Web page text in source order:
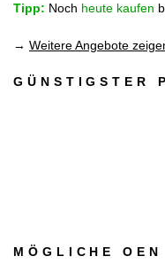
Tipp: Noch heute kaufen
→ Weitere Angebote
GÜNSTIGSTER
MÖGLICHE